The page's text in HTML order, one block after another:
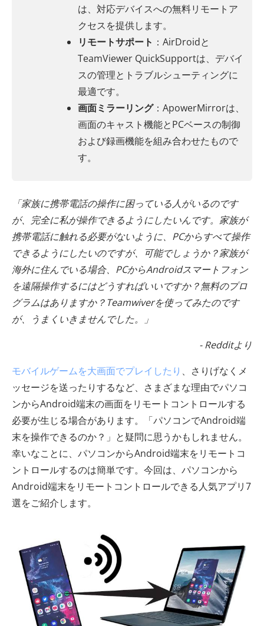
は、対応デバイスへの無料リモートア
クセスを提供します。
リモートサポート ：AirDroidと
TeamViewer QuickSupportは、デバイ
スの管理とトラブルシューティングに
最適です。
画面ミラーリング：ApowerMirrorは、
画面のキャスト機能とPCベースの制御
および録画機能を組み合わせたもので
す。
「家族に携帯電話の操作に困っている人がいるのです
が、完全に私が操作できるようにしたいんです。家族が
携帯電話に触れる必要がないように、PCからすべて操作
できるようにしたいのですが、可能でしょうか？家族が
海外に住んでいる場合、PCからAndroidスマートフォン
を遠隔操作するにはどうすればいいですか？無料のプロ
グラムはありますか？Teamwiverを使ってみたのです
が、うまくいきませんでした。」
- Redditより
モバイルゲームを大画面でプレイしたり 、さりげなくメ
ッセージを送ったりするなど、さまざまな理由でパソコ
ンからAndroid端末の画面をリモートコントロールする
必要が生じる場合があります。「パソコンでAndroid端
末を操作できるのか？」と疑問に思うかもしれません。
幸いなことに、パソコンからAndroid端末をリモートコ
ントロールするのは簡単です。今回は、パソコンから
Android端末をリモートコントロールできる人気アプリ7
選をご紹介します。